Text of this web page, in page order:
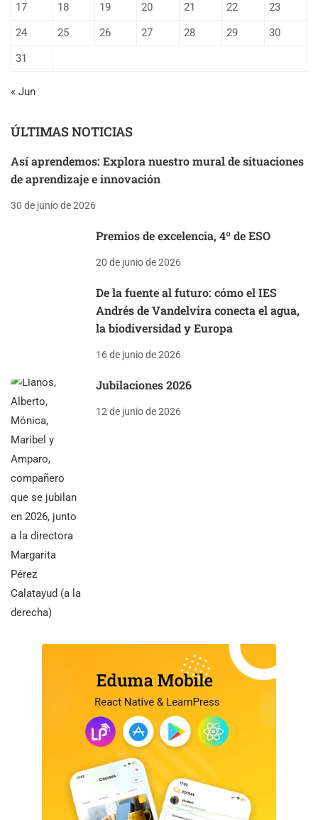
17
18 19 20 21 22
23
24
25 26 27 28 29
30
31
« Jun
ÚLTIMAS NOTICIAS
Así aprendemos: Explora nuestro mural de situaciones
de aprendizaje e innovación
30 de junio de 2026
Premios de excelencia, 4º de ESO
20 de junio de 2026
De la fuente al futuro: cómo el IES
Andrés de Vandelvira conecta el agua,
la biodiversidad y Europa
16 de junio de 2026
Jubilaciones 2026
12 de junio de 2026